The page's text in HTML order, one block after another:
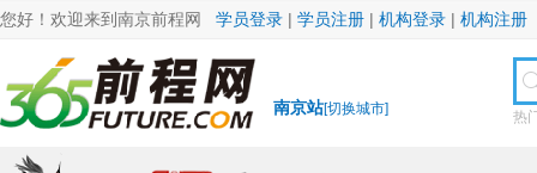
您好！欢迎来到南京前程网 学员登录 | 学员注册 | 机构登录 | 机构注册
南京站[切换城市] 热